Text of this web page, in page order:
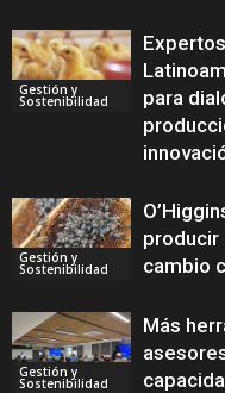
Gestión y
Sostenibilidad
para
Gestión y
Sostenibilidad
producir
cambio
Gestión y
Sostenibilidad
Más